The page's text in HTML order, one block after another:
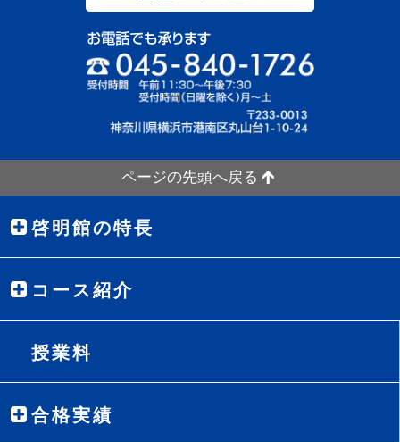
ページの先頭へ戻る
啓明館の特長
コース紹介
授業料
合格実績